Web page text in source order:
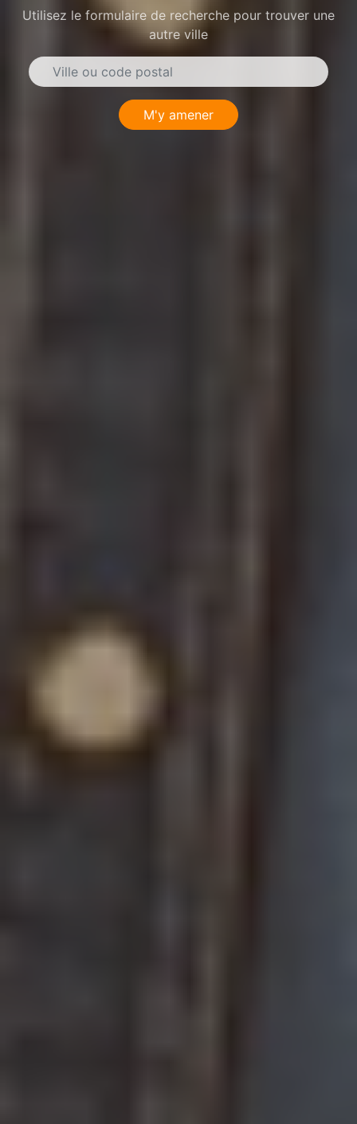
Utilisez le formulaire de recherche pour trouver une
autre ville
M'y amener